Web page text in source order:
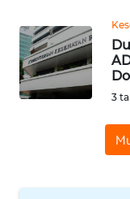
3
WN
BINJAI
WN